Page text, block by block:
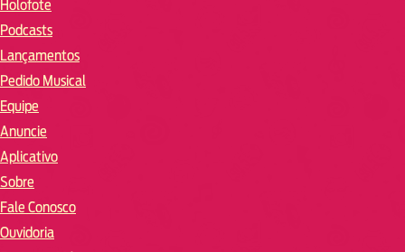
Holofote
Podcasts
Lançamentos
Pedido Musical
Equipe
Anuncie
Aplicativo
Sobre
Fale Conosco
Ouvidoria